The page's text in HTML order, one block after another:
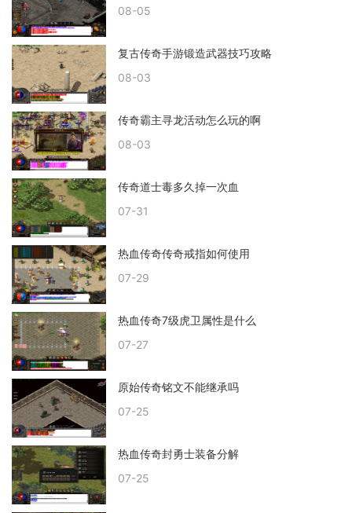
08-05
复古传奇手游锻造武器技巧攻略
08-03
传奇霸主寻龙活动怎么玩的啊
08-03
传奇道士毒多久掉一次血
07-31
热血传奇传奇戒指如何使用
07-29
热血传奇7级虎卫属性是什么
07-27
原始传奇铭文不能继承吗
07-25
热血传奇封勇士装备分解
07-25